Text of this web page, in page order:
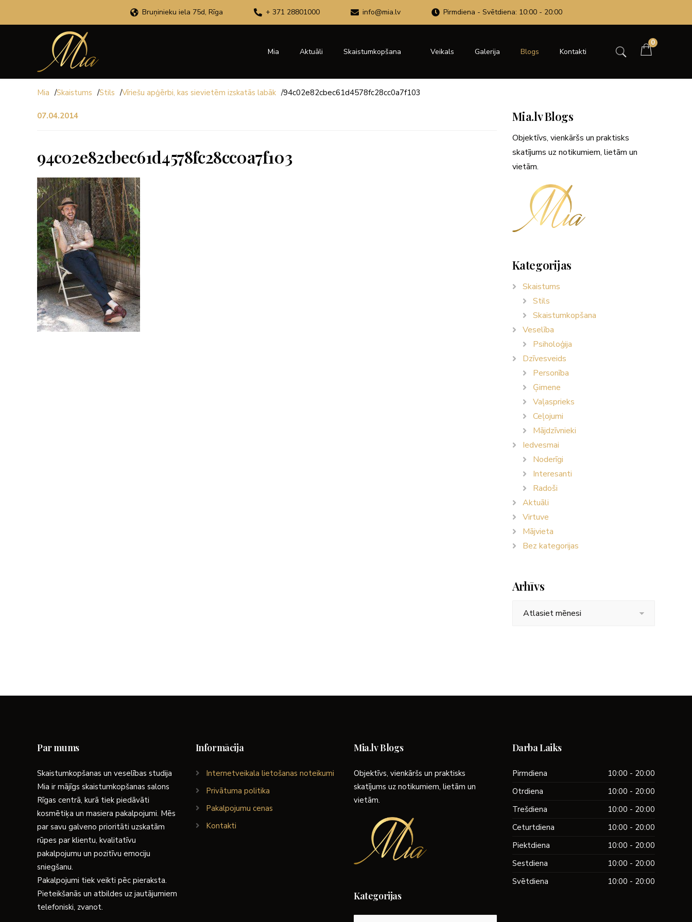
Bruņinieku iela 75d, Rīga + 371 28801000 info@mia.lv Pirmdiena - Svētdiena: 10:00 - 20:00
Mia Aktuāli Skaistumkopšana Veikals Galerija Blogs Kontakti
0
Mia /Skaistums /Stils /Vīriešu apģērbi, kas sievietēm izskatās labāk /94c02e82cbec61d4578fc28cc0a7f103
07.04.2014
94c02e82cbec61d4578fc28cc0a7f103
Mia.lv Blogs
Objektīvs, vienkāršs un praktisks
skatījums uz notikumiem, lietām un
vietām.
Kategorijas
Skaistums
Stils
Skaistumkopšana
Veselība
Psiholoģija
Dzīvesveids
Personība
Ģimene
Vaļasprieks
Ceļojumi
Mājdzīvnieki
Iedvesmai
Noderīgi
Interesanti
Radoši
Aktuāli
Virtuve
Mājvieta
Bez kategorijas
Arhīvs
Par mums
Skaistumkopšanas un veselības studija
Mia ir mājīgs skaistumkopšanas salons
Rīgas centrā, kurā tiek piedāvāti
kosmētiķa un masiera pakalpojumi. Mēs
par savu galveno prioritāti uzskatām
rūpes par klientu, kvalitatīvu
pakalpojumu un pozitīvu emociju
sniegšanu.
Pakalpojumi tiek veikti pēc pieraksta.
Pieteikšanās un atbildes uz jautājumiem
telefoniski, zvanot.
Informācija
Internetveikala lietošanas noteikumi
Privātuma politika
Pakalpojumu cenas
Kontakti
Mia.lv Blogs
Objektīvs, vienkāršs un praktisks
skatījums uz notikumiem, lietām un
vietām.
Kategorijas
Darba Laiks
Pirmdiena
10:00 - 20:00
Otrdiena
10:00 - 20:00
Trešdiena
10:00 - 20:00
Ceturtdiena
10:00 - 20:00
Piektdiena
10:00 - 20:00
Sestdiena
10:00 - 20:00
Svētdiena
10:00 - 20:00